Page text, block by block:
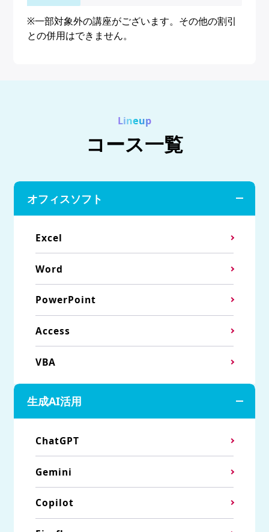
※一部対象外の講座がございます。その他の割引
との併用はできません。
Lineup
コース一覧
オフィスソフト
Excel
Word
PowerPoint
Access
VBA
生成AI活用
ChatGPT
Gemini
Copilot